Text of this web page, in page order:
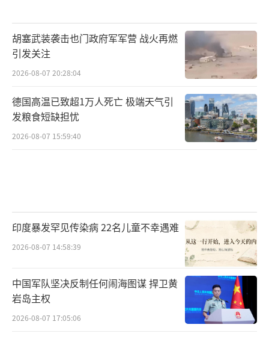
胡塞武装袭击也门政府军军营 战火再燃
引发关注
2026-08-07 20:28:04
德国高温已致超1万人死亡 极端天气引
发粮食短缺担忧
2026-08-07 15:59:40
印度暴发罕见传染病 22名儿童不幸遇难
2026-08-07 14:58:39
中国军队坚决反制任何闹海图谋 捍卫黄
岩岛主权
2026-08-07 17:05:06